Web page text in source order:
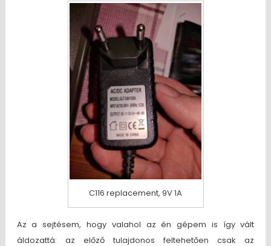
C116 replacement, 9V 1A
Az a sejtésem, hogy valahol az én gépem is így vált
áldozattá: az előző tulajdonos feltehetően csak az